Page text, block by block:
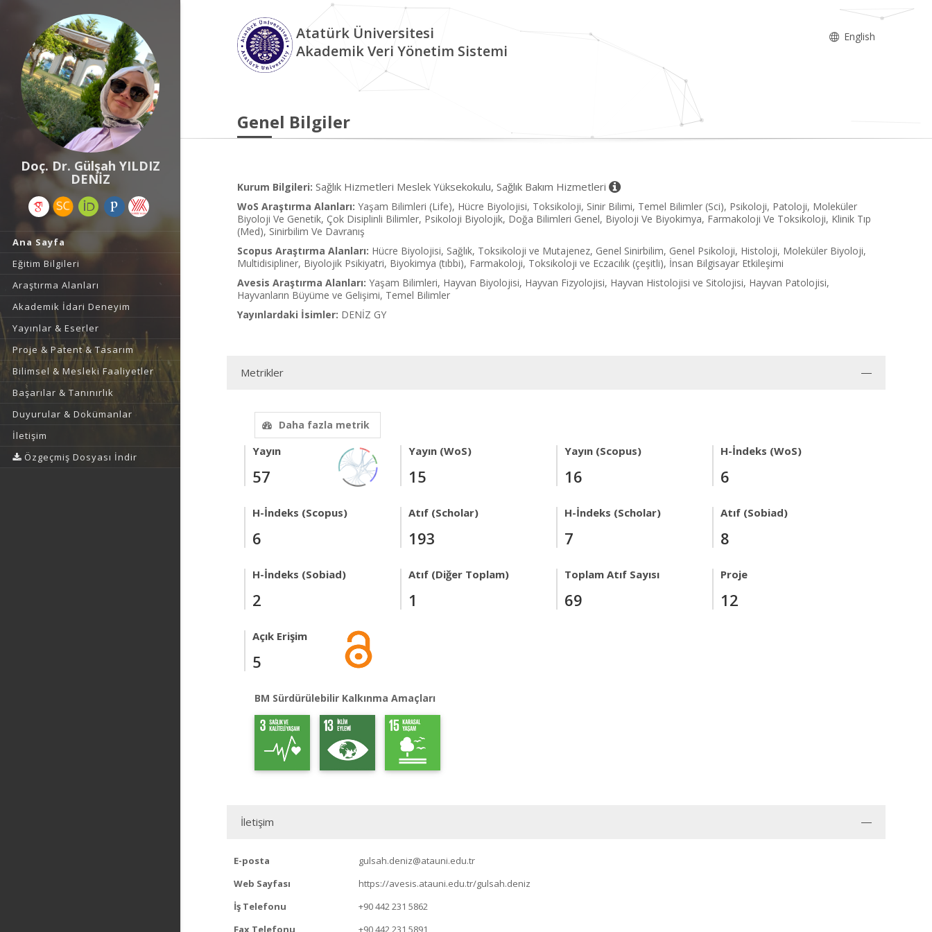
Doç. Dr. Gülşah YILDIZ
DENİZ
Ana Sayfa
Eğitim Bilgileri
Araştırma Alanları
Akademik İdari Deneyim
Yayınlar & Eserler
Proje & Patent & Tasarım
Bilimsel & Mesleki Faaliyetler
Başarılar & Tanınırlık
Duyurular & Dokümanlar
İletişim
Özgeçmiş Dosyası İndir
Atatürk Üniversitesi
Akademik Veri Yönetim Sistemi
English
Genel Bilgiler
Kurum Bilgileri: Sağlık Hizmetleri Meslek Yüksekokulu, Sağlık Bakım Hizmetleri
WoS Araştırma Alanları: Yaşam Bilimleri (Life), Hücre Biyolojisi, Toksikoloji, Sinir Bilimi, Temel Bilimler (Sci), Psikoloji, Patoloji, Moleküler
Biyoloji Ve Genetik, Çok Disiplinli Bilimler, Psikoloji Biyolojik, Doğa Bilimleri Genel, Biyoloji Ve Biyokimya, Farmakoloji Ve Toksikoloji, Klinik Tıp
(Med), Sinirbilim Ve Davranış
Scopus Araştırma Alanları: Hücre Biyolojisi, Sağlık, Toksikoloji ve Mutajenez, Genel Sinirbilim, Genel Psikoloji, Histoloji, Moleküler Biyoloji,
Multidisipliner, Biyolojik Psikiyatri, Biyokimya (tıbbi), Farmakoloji, Toksikoloji ve Eczacılık (çeşitli), İnsan Bilgisayar Etkileşimi
Avesis Araştırma Alanları: Yaşam Bilimleri, Hayvan Biyolojisi, Hayvan Fizyolojisi, Hayvan Histolojisi ve Sitolojisi, Hayvan Patolojisi,
Hayvanların Büyüme ve Gelişimi, Temel Bilimler
Yayınlardaki İsimler: DENİZ GY
Metrikler
Daha fazla metrik
Yayın
57
Yayın (WoS)
15
Yayın (Scopus)
16
H-İndeks (WoS)
6
H-İndeks (Scopus)
6
Atıf (Scholar)
193
H-İndeks (Scholar)
7
Atıf (Sobiad)
8
H-İndeks (Sobiad)
2
Atıf (Diğer Toplam)
1
Toplam Atıf Sayısı
69
Proje
12
Açık Erişim
5
BM Sürdürülebilir Kalkınma Amaçları
İletişim
E-posta
gulsah.deniz@atauni.edu.tr
Web Sayfası
https://avesis.atauni.edu.tr/gulsah.deniz
İş Telefonu
+90 442 231 5862
Fax Telefonu
+90 442 231 5891